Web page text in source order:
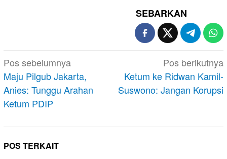
SEBARKAN
Navigasi
pos
Pos sebelumnya
Maju Pilgub Jakarta,
Anies: Tunggu Arahan
Ketum PDIP
Pos berikutnya
Ketum ke Ridwan Kamil-
Suswono: Jangan Korupsi
POS TERKAIT